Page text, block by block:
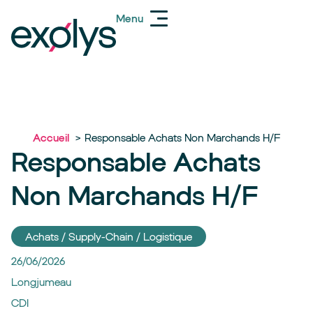
Menu
Accueil Responsable Achats Non Marchands H/F
Responsable Achats
Non Marchands H/F
Achats / Supply-Chain / Logistique
26/06/2026
Longjumeau
CDI